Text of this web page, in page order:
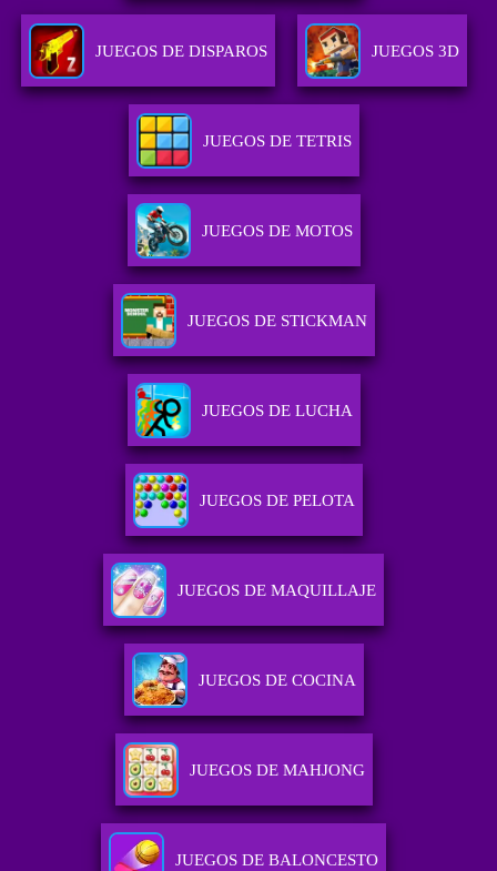
JUEGOS DE DISPAROS JUEGOS 3D
JUEGOS DE TETRIS
JUEGOS DE MOTOS
JUEGOS DE STICKMAN
JUEGOS DE LUCHA
JUEGOS DE PELOTA
JUEGOS DE MAQUILLAJE
JUEGOS DE COCINA
JUEGOS DE MAHJONG
JUEGOS DE BALONCESTO